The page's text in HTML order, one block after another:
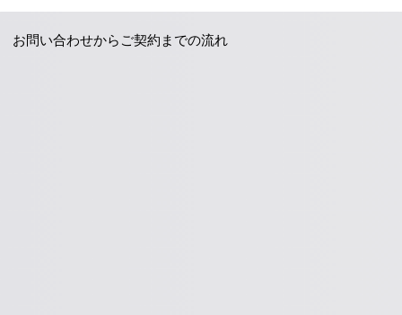
お問い合わせからご契約までの流れ